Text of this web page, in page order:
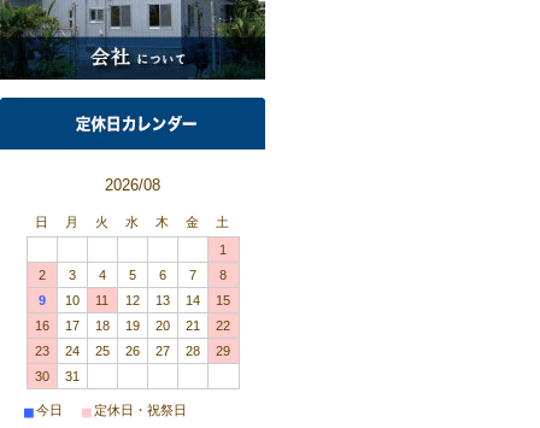
2026/08
日 月 火 水 木 金
土
1
2
3 4 5 6 7
8
9
10 11 12 13 14
15
16
17 18 19 20 21
22
23
24 25 26 27 28
29
30
31
■今日 ■定休日・祝祭日